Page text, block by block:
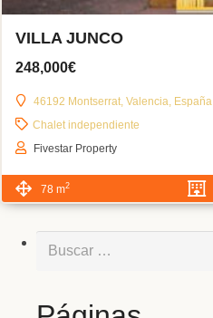
VILLA JUNCO
248,000€
46192 Montserrat, Valencia, España
Chalet independiente
Fivestar Property
78 m2
Buscar: